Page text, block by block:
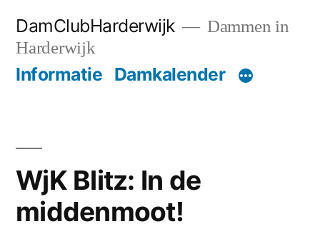
naar
DamClubHarderwijk
Dammen in
Harderwijk
Informatie Damkalender
WjK Blitz: In de
middenmoot!